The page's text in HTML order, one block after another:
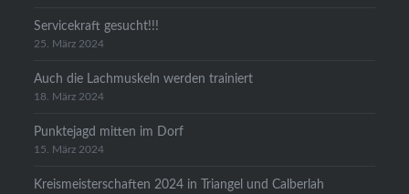
Servicekraft gesucht!!!
25. März 2024
Auch die Lachmuskeln werden trainiert
18. März 2024
Punktejagd mitten im Dorf
15. März 2024
Kreismeisterschaften 2024 in Triangel und Calberlah